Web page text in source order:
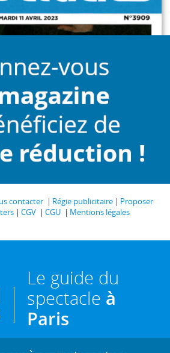
contacter Régie publicitaire
Proposer
CGV CGU
Mentions légales
Le guide du
spectacle à
Paris